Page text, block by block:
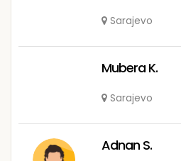
Sarajevo
Mubera K.
Sarajevo
Adnan S.